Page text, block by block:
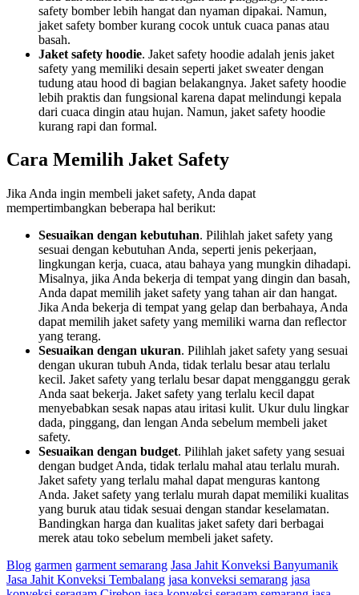
safety bomber lebih hangat dan nyaman dipakai. Namun,
jaket safety bomber kurang cocok untuk cuaca panas atau
basah.
Jaket safety hoodie. Jaket safety hoodie adalah jenis jaket
safety yang memiliki desain seperti jaket sweater dengan
tudung atau hood di bagian belakangnya. Jaket safety hoodie
lebih praktis dan fungsional karena dapat melindungi kepala
dari cuaca dingin atau hujan. Namun, jaket safety hoodie
kurang rapi dan formal.
Cara Memilih Jaket Safety
Jika Anda ingin membeli jaket safety, Anda dapat
mempertimbangkan beberapa hal berikut:
Sesuaikan dengan kebutuhan. Pilihlah jaket safety yang
sesuai dengan kebutuhan Anda, seperti jenis pekerjaan,
lingkungan kerja, cuaca, atau bahaya yang mungkin dihadapi.
Misalnya, jika Anda bekerja di tempat yang dingin dan basah,
Anda dapat memilih jaket safety yang tahan air dan hangat.
Jika Anda bekerja di tempat yang gelap dan berbahaya, Anda
dapat memilih jaket safety yang memiliki warna dan reflector
yang terang.
Sesuaikan dengan ukuran. Pilihlah jaket safety yang sesuai
dengan ukuran tubuh Anda, tidak terlalu besar atau terlalu
kecil. Jaket safety yang terlalu besar dapat mengganggu gerak
Anda saat bekerja. Jaket safety yang terlalu kecil dapat
menyebabkan sesak napas atau iritasi kulit. Ukur dulu lingkar
dada, pinggang, dan lengan Anda sebelum membeli jaket
safety.
Sesuaikan dengan budget. Pilihlah jaket safety yang sesuai
dengan budget Anda, tidak terlalu mahal atau terlalu murah.
Jaket safety yang terlalu mahal dapat menguras kantong
Anda. Jaket safety yang terlalu murah dapat memiliki kualitas
yang buruk atau tidak sesuai dengan standar keselamatan.
Bandingkan harga dan kualitas jaket safety dari berbagai
merek atau toko sebelum membeli jaket safety.
Blog garmen garment semarang Jasa Jahit Konveksi Banyumanik
Jasa Jahit Konveksi Tembalang jasa konveksi semarang jasa